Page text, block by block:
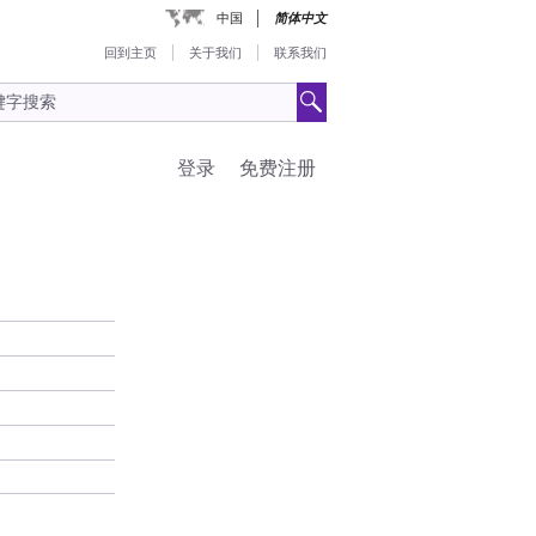
中国 简体中文
回到主页 关于我们 联系我们
免费注册
登录